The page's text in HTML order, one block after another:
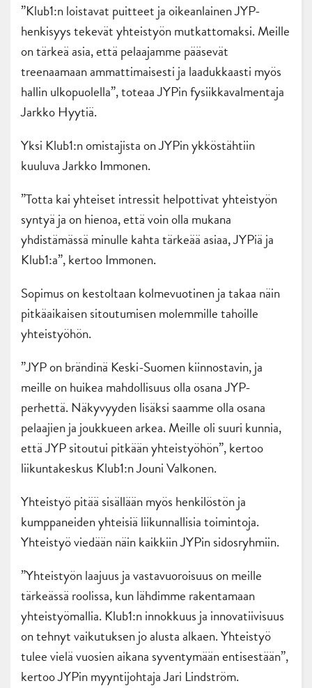
”Klub1:n loistavat puitteet ja oikeanlainen JYP-
henkisyys tekevät yhteistyön mutkattomaksi. Meille
on tärkeä asia, että pelaajamme pääsevät
treenaamaan ammattimaisesti ja laadukkaasti myös
hallin ulkopuolella”, toteaa JYPin fysiikkavalmentaja
Jarkko Hyytiä.
Yksi Klub1:n omistajista on JYPin ykköstähtiin
kuuluva Jarkko Immonen.
”Totta kai yhteiset intressit helpottivat yhteistyön
syntyä ja on hienoa, että voin olla mukana
yhdistämässä minulle kahta tärkeää asiaa, JYPiä ja
Klub1:a”, kertoo Immonen.
Sopimus on kestoltaan kolmevuotinen ja takaa näin
pitkäaikaisen sitoutumisen molemmille tahoille
yhteistyöhön.
”JYP on brändinä Keski-Suomen kiinnostavin, ja
meille on huikea mahdollisuus olla osana JYP-
perhettä. Näkyvyyden lisäksi saamme olla osana
pelaajien ja joukkueen arkea. Meille oli suuri kunnia,
että JYP sitoutui pitkään yhteistyöhön”, kertoo
liikuntakeskus Klub1:n Jouni Valkonen.
Yhteistyö pitää sisällään myös henkilöstön ja
kumppaneiden yhteisiä liikunnallisia toimintoja.
Yhteistyö viedään näin kaikkiin JYPin sidosryhmiin.
”Yhteistyön laajuus ja vastavuoroisuus on meille
tärkeässä roolissa, kun lähdimme rakentamaan
yhteistyömallia. Klub1:n innokkuus ja innovatiivisuus
on tehnyt vaikutuksen jo alusta alkaen. Yhteistyö
tulee vielä vuosien aikana syventymään entisestään”,
kertoo JYPin myyntijohtaja Jari Lindström.